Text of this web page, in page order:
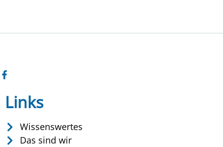
Links
Wissenswertes
Das sind wir